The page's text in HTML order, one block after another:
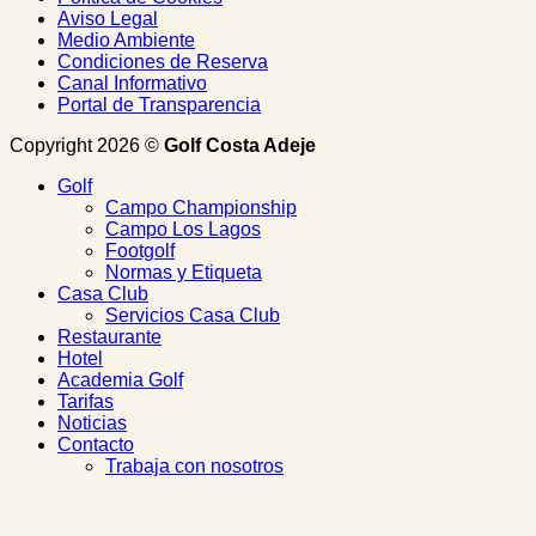
Aviso Legal
Medio Ambiente
Condiciones de Reserva
Canal Informativo
Portal de Transparencia
Copyright 2026 © Golf Costa Adeje
Golf
Campo Championship
Campo Los Lagos
Footgolf
Normas y Etiqueta
Casa Club
Servicios Casa Club
Restaurante
Hotel
Academia Golf
Tarifas
Noticias
Contacto
Trabaja con nosotros